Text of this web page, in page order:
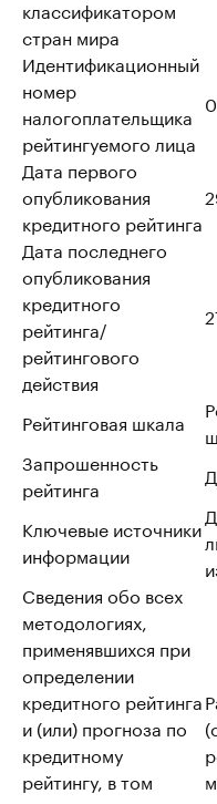
классификатором
стран мира
Идентификационный
номер
налогоплательщика
рейтингуемого лица
Дата первого
опубликования
кредитного рейтинга
Дата последнего
опубликования
кредитного
рейтинга/
рейтингового
действия
Рейтинговая шкала
Запрошенность
рейтинга
Ключевые источники
информации
Сведения обо всех
методологиях,
применявшихся при
определении
кредитного рейтинга
и (или) прогноза по
кредитному
рейтингу, в том